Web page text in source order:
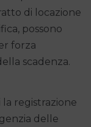
di locazione
possono
forza
scadenza.
registrazione
delle